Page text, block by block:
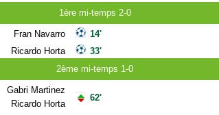
1ère mi-temps 2-0
Fran Navarro
Ricardo Horta
14'
33'
2ème mi-temps 1-0
Gabri Martinez
Ricardo Horta
62'